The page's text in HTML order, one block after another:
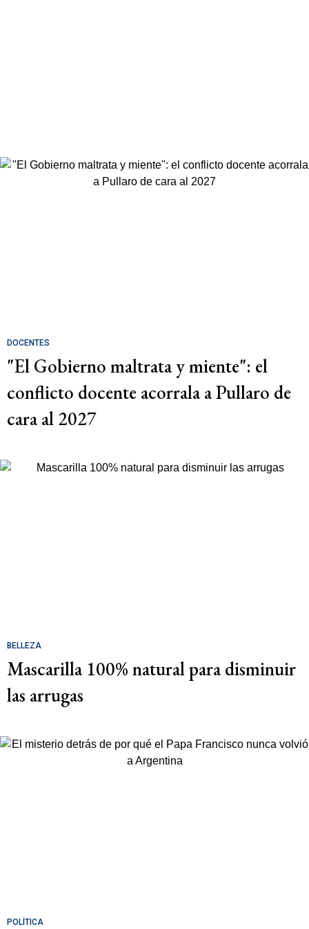
DOCENTES
"El Gobierno maltrata y miente": el
conflicto docente acorrala a Pullaro de
cara al 2027
BELLEZA
Mascarilla 100% natural para disminuir
las arrugas
POLÍTICA